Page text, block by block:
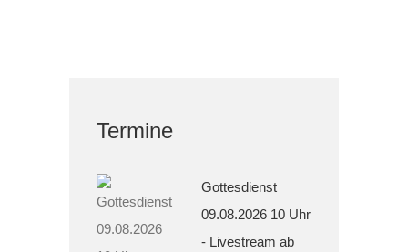
Termine
Gottesdienst
09.08.2026 10 Uhr
- Livestream ab